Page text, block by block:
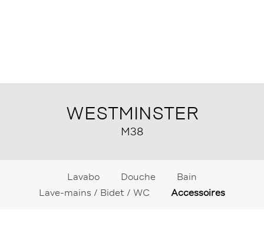
WESTMINSTER
M38
Lavabo Douche
Bain
Lave-mains / Bidet / WC
Accessoires